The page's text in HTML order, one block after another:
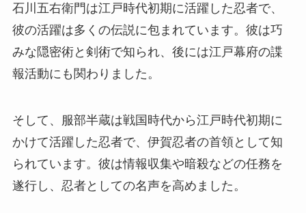
石川五右衛門は江戸時代初期に活躍した忍者で、
彼の活躍は多くの伝説に包まれています。彼は巧
みな隠密術と剣術で知られ、後には江戸幕府の諜
報活動にも関わりました。
そして、服部半蔵は戦国時代から江戸時代初期に
かけて活躍した忍者で、伊賀忍者の首領として知
られています。彼は情報収集や暗殺などの任務を
遂行し、忍者としての名声を高めました。